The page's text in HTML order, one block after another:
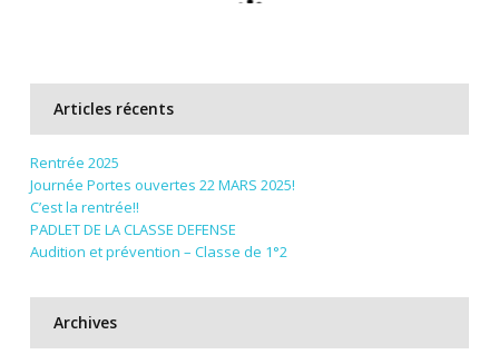
Articles récents
Rentrée 2025
Journée Portes ouvertes 22 MARS 2025!
C’est la rentrée!!
PADLET DE LA CLASSE DEFENSE
Audition et prévention – Classe de 1°2
Archives